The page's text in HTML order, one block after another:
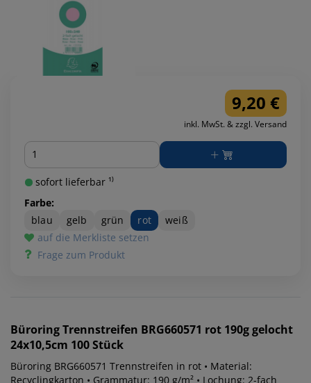
9,20 €
inkl. MwSt. & zzgl. Versand
Menge
sofort lieferbar ¹⁾
Farbe:
blau
gelb grün rot
weiß
auf die Merkliste setzen
Frage zum Produkt
BüroringTrennstreifen BRG660571 rot 190g gelocht
24x10,5cm 100 Stück
Büroring BRG660571 Trennstreifen in rot • Material:
Recyclingkarton • Grammatur: 190 g/m² • Lochung: 2-fach